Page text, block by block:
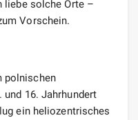
liebe solche Orte –
Vorschein.
polnischen
16. Jahrhundert
ein heliozentrisches